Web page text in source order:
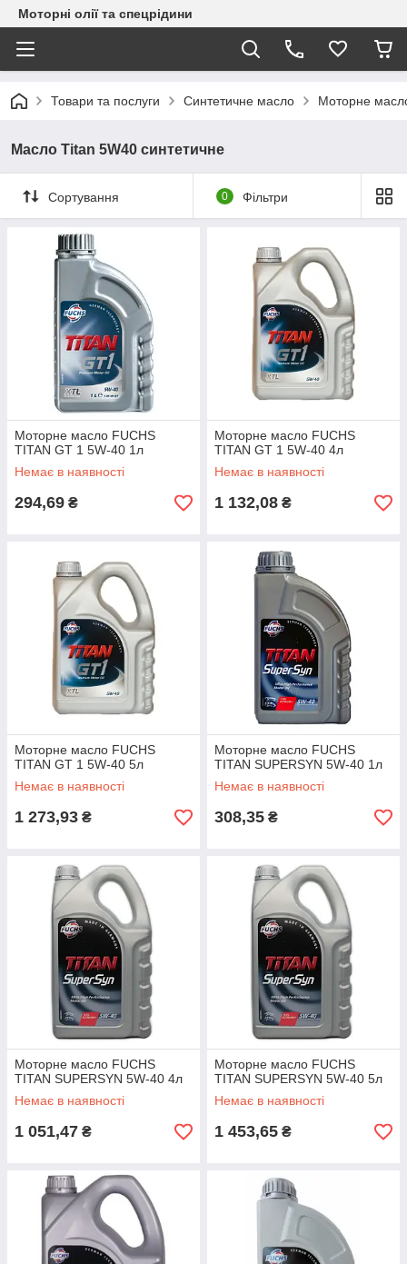
Моторні олії та спецрідини
Товари та послуги Синтетичне масло Моторне
Масло Titan 5W40 синтетичне
Сортування 0 Фільтри
Моторне масло FUCHS
TITAN GT 1 5W-40 1л
Немає в наявності
294,69 ₴
Моторне масло FUCHS
TITAN GT 1 5W-40 4л
Немає в наявності
1 132,08 ₴
Моторне масло FUCHS
TITAN GT 1 5W-40 5л
Немає в наявності
1 273,93 ₴
Моторне масло FUCHS
TITAN SUPERSYN 5W-40 1л
Немає в наявності
308,35 ₴
Моторне масло FUCHS
TITAN SUPERSYN 5W-40 4л
Немає в наявності
1 051,47 ₴
Моторне масло FUCHS
TITAN SUPERSYN 5W-40 5л
Немає в наявності
1 453,65 ₴